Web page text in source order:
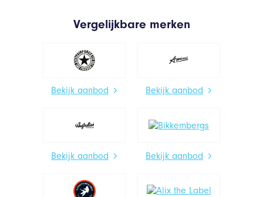
Vergelijkbare merken
Bekijk aanbod Bekijk aanbod
Bekijk aanbod Bekijk aanbod